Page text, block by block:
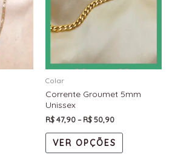
Colar
Corrente Groumet 5mm
Unissex
R$47,90–R$50,90
VER OPÇÕES